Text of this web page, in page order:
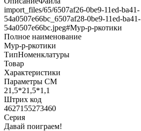
import_files/65/6507af26-0be9-11ed-ba41-
54a0507e66bc_6507af28-0be9-11ed-ba41-
54a0507e66bc.jpeg#Мур-р-ркотики
Полное наименование
Мур-р-ркотики
ТипНоменклатуры
Товар
Характеристики
Параметры СМ
21,5*21,5*1,1
Штрих код
4627155273460
Серия
Давай поиграем!